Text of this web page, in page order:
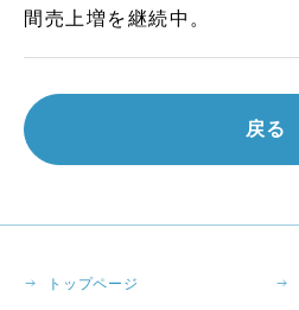
間売上増を継続中。
戻る
トップページ